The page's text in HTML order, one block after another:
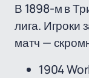
В 1898-м в
лига. Игроки
матч —
1904